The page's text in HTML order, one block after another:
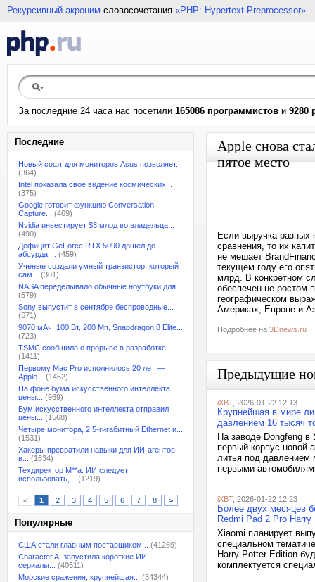
Рекурсивный акроним словосочетания «PHP: Hypertext Preprocessor»
За последние 24 часа нас посетили 165086 программистов и 9280
Последние
Новый софт для мониторов Asus позволяет...
(364)
Intel показала своё видение космических...
(375)
Google готовит функцию Conversation
Capture...
(469)
Nvidia инвестирует $3 млрд во владельца...
(490)
Дефицит GeForce RTX 5090 дошел до
абсурда:...
(459)
Ученые создали умный транзистор, который
сам...
(301)
NASA переделывало обычные ноутбуки для...
(579)
Sony выпустит в сентябре беспроводные...
(671)
9070 мАч, 100 Вт, 200 Мп, Snapdragon 8 Elite...
(723)
TSMC сообщила о прорыве в разработке...
(1411)
Первому Mac Pro исполнилось 20 лет —
Apple...
(1452)
На фоне бума искусственного интеллекта
цены...
(969)
Бум искусственного интеллекта отправил
цены...
(1568)
Четыре монитора, 2,5-гигабитный Ethernet и...
(1531)
Хакеры превратили навыки для ИИ-агентов
в...
(1634)
Техдиректор M**a: ИИ следует
использовать,...
(1219)
< 1 2 3 4 5 6 7 8 >
Популярные
США стали главным поставщиком...
(41269)
Character.AI запустила короткие ИИ-
сериалы...
(40511)
Морские сражения, крупнейшая...
(34344)
Apple снова
пятое место
Если выручка разных
сравнения, то их
не мешает
текущем году его
млрд. В конкретном
обеспечен не ростом
географическом
Америках, Европе и
Подробнее на 3Dnews.ru
Предыдущие
iXBT, 2026-01-22 12:13
Крупнейшая в мире
давлением 16 тысяч
На заводе Dongfeng в
первый корпус новой
литья под давлением
первыми
iXBT, 2026-01-22 12:23
Более двух месяцев
Redmi Pad 2 Pro
Xiaomi планирует
специальном
Harry Potter Edition
комплектуется